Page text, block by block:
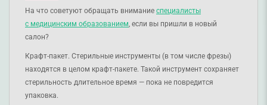
На что советуют обращать внимание специалисты
с медицинским образованием , если вы пришли в новый
салон?
Крафт-пакет. Стерильные инструменты (в том числе фрезы)
находятся в целом крафт-пакете. Такой инструмент сохраняет
стерильность длительное время — пока не повредится
упаковка.